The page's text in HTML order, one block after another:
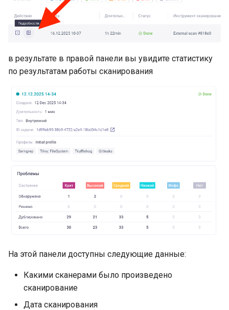
AppSec.Track интеграция
в результате в правой панели вы увидите статистику
по результатам работы сканирования
На этой панели доступны следующие данные:
Какими сканерами было произведено
сканирование
Дата сканирования